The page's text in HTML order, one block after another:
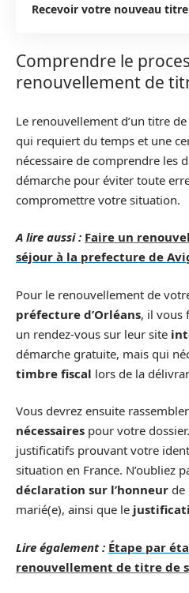
Recevoir votre nouveau
Comprendre le
renouvellement de
Le renouvellement d’un titre
qui requiert du temps et une
nécessaire de comprendre les
démarche pour éviter toute
compromettre votre situation.
A lire aussi : Faire un
séjour à la prefecture de
Pour le renouvellement de
préfecture d’Orléans, il vous
un rendez-vous sur leur site
démarche gratuite, mais qui
timbre fiscal lors de la
Vous devrez ensuite
nécessaires pour votre
justificatifs prouvant votre
situation en France. N’oubliez
déclaration sur l’honneur de
marié(e), ainsi que le
Lire également : Étape par
renouvellement de titre de